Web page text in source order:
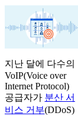
지난 달에 다수의
VoIP(Voice over
Internet Protocol)
공급자가 분산 서
비스 거부(DDoS)